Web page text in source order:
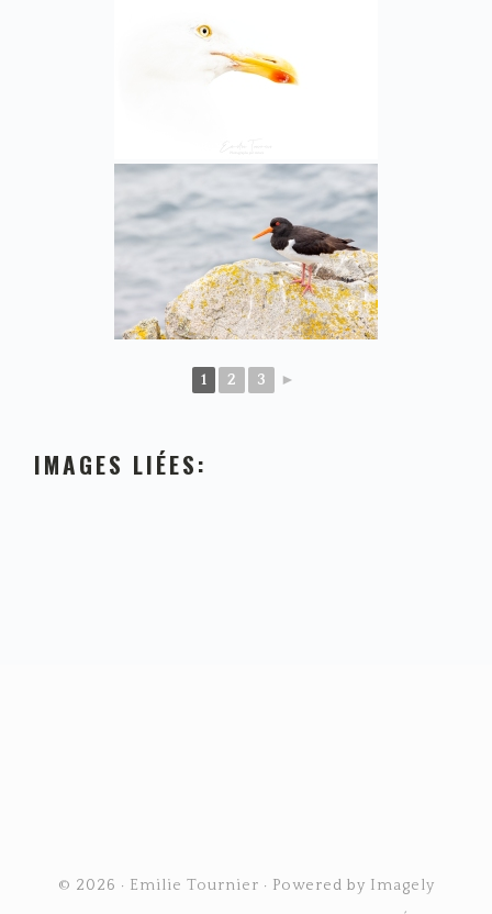
1 2 3 ►
IMAGES LIÉES:
© 2026 · Emilie Tournier · Powered by Imagely